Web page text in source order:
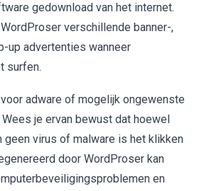
gedownload van het internet.
verschillende banner-,
up advertenties wanneer
surfen.
adware of mogelijk ongewenste
je ervan bewust dat hoewel
virus of malware is het klikken
door WordProser kan
en